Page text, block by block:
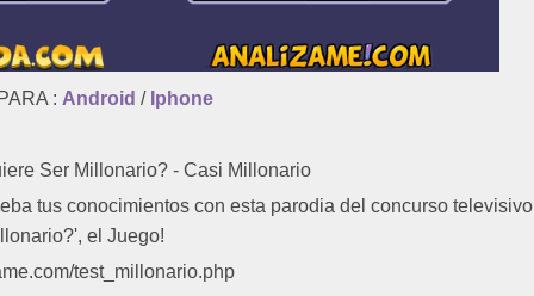
: Android / Iphone
Ser Millonario? - Casi Millonario
tus conocimientos con esta parodia del concurso televisivo
el Juego!
test_millonario.php